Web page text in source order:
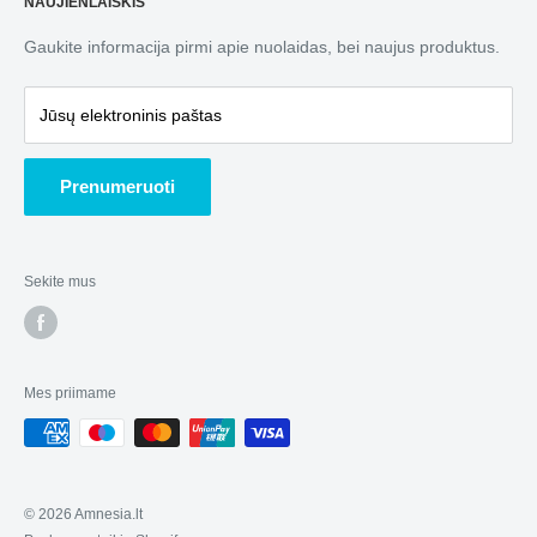
Garantuojame sklandų apsipirkimą!
Privatumo politika
Apie mus
87101 Telšiai, Lietuva
Telegram, Signal, WhatsApp: 📞 +37066367550
E-mail:info@amnesia.lt
Gaukite informacija pirmi apie nuolaidas, bei naujus produktus.
Jūsų elektroninis paštas
Prenumeruoti
Sekite mus
Mes priimame
© 2026 Amnesia.lt